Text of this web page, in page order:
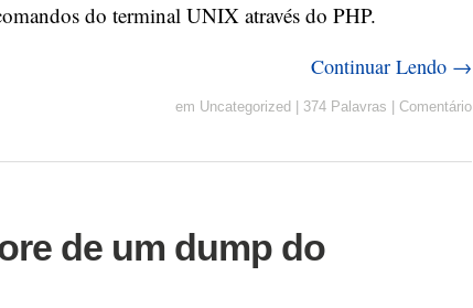
do terminal UNIX através do PHP.
Continuar Lendo →
em Uncategorized 374 Palavras Comentário
de um dump do